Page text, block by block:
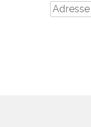
Adresse
e-